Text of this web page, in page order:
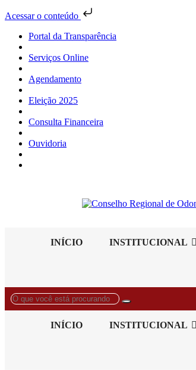
Acessar o conteúdo
Portal da Transparência
Serviços Online
Agendamento
Eleição 2025
Consulta Financeira
Ouvidoria
INÍCIO INSTITUCIONAL
O
que
INÍCIO INSTITUCIONAL